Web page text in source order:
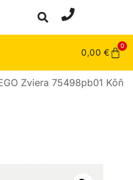
0,00 €
0
Zviera 75498pb01 Kôň